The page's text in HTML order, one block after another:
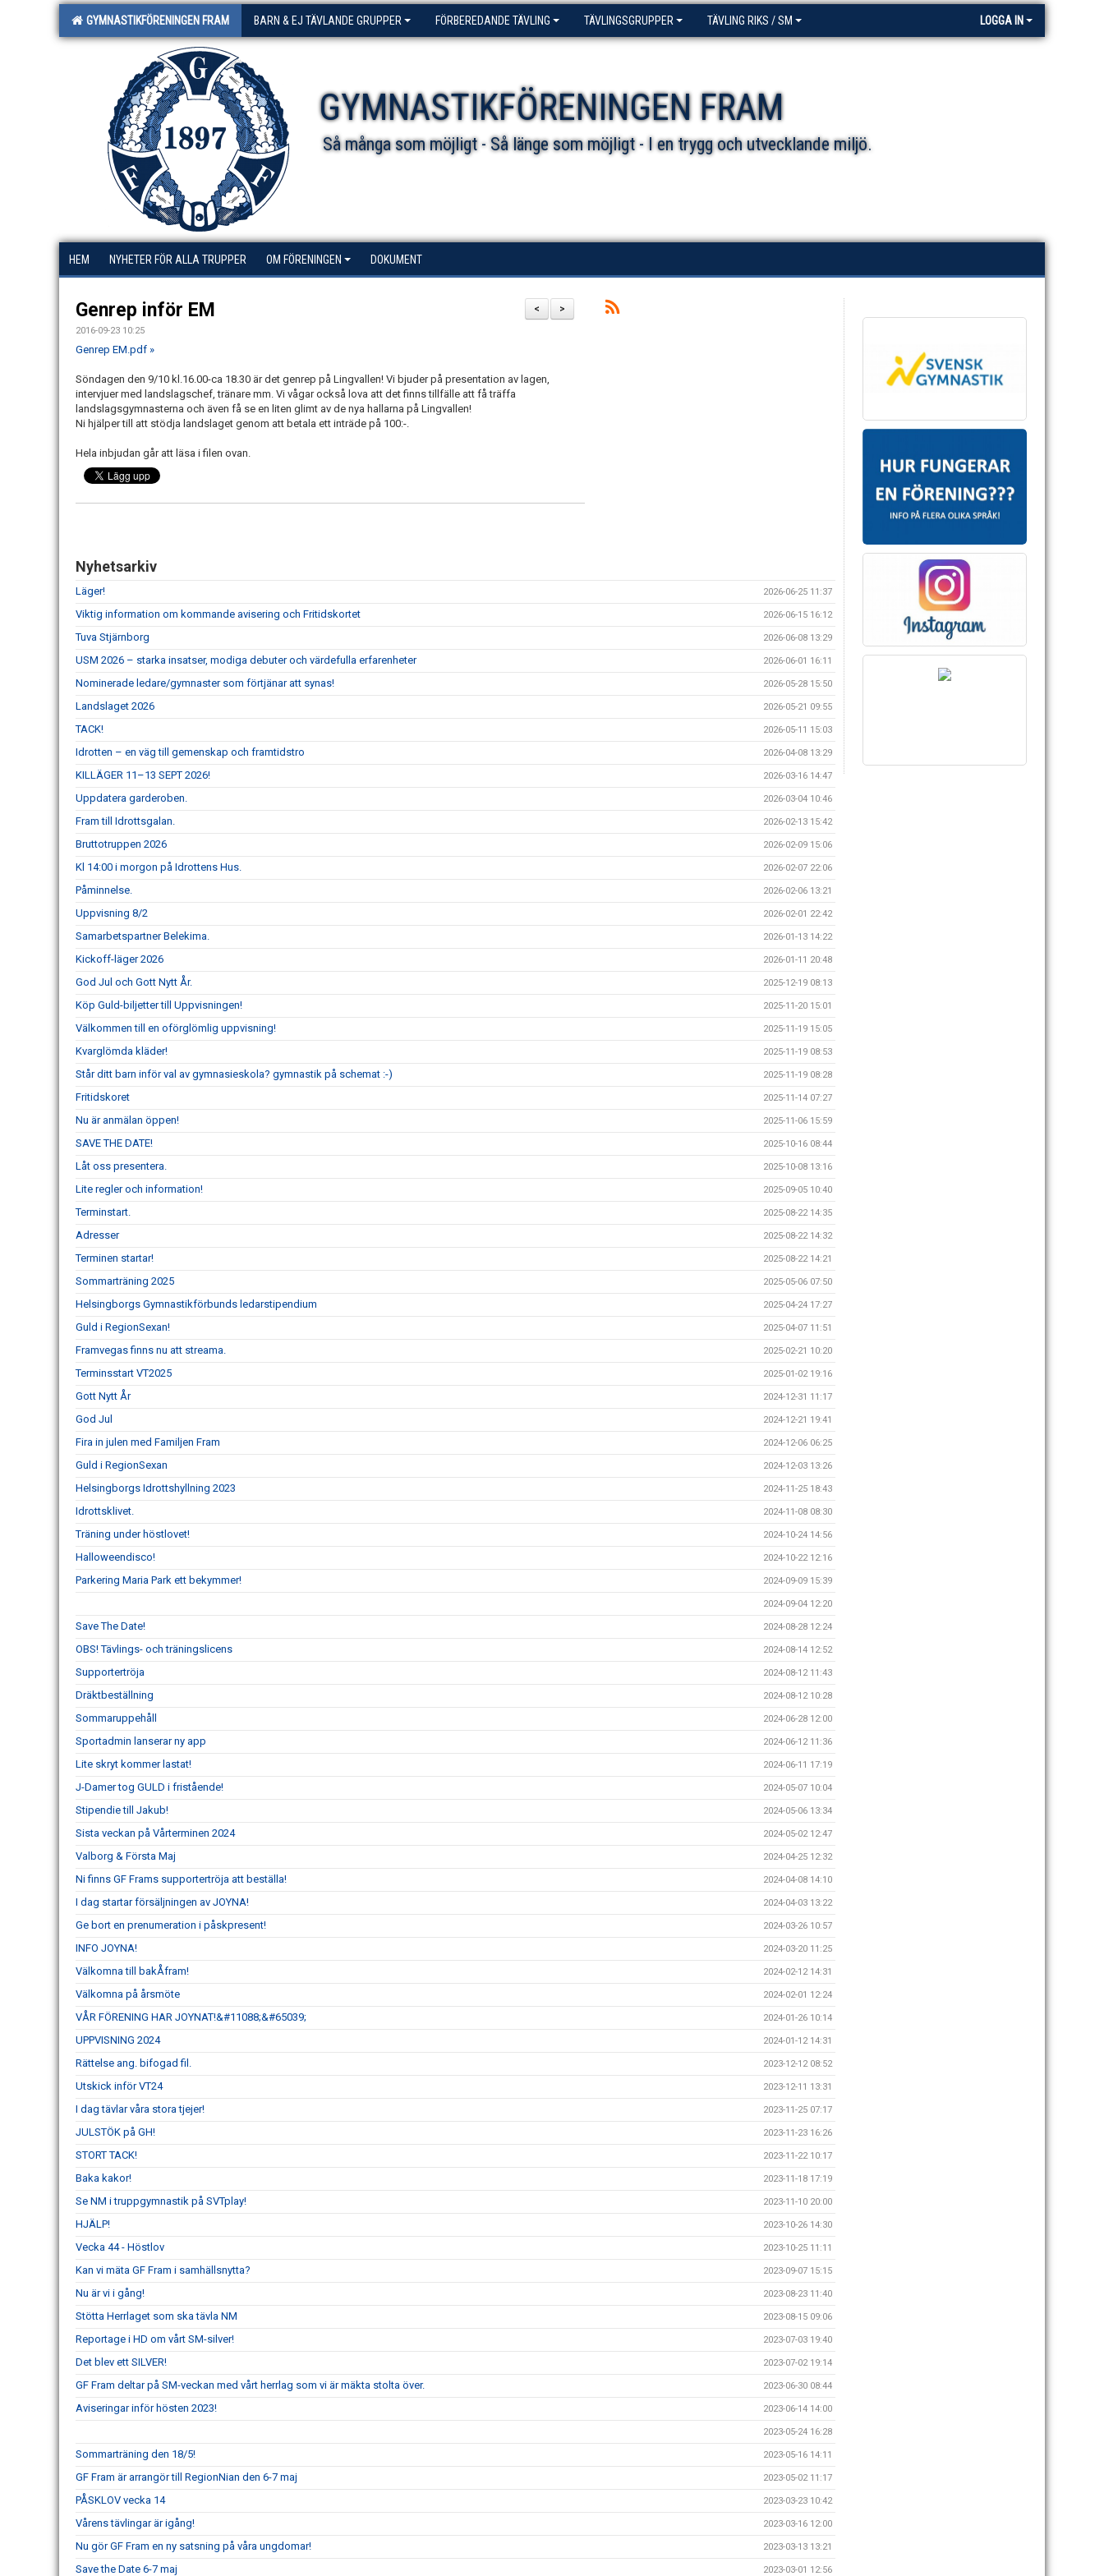
GYMNASTIKFÖRENINGEN FRAM BARN & EJ TÄVLANDE GRUPPER FÖRBEREDANDE TÄVLING TÄVLINGSGRUPPER TÄVLING RIKS / SM LOGGA IN
GYMNASTIKFÖRENINGEN FRAM
Så många som möjligt - Så länge som möjligt - I en trygg och utvecklande miljö.
HEM NYHETER FÖR ALLA TRUPPER OM FÖRENINGEN DOKUMENT
>
<
Genrep inför EM
2016-09-23 10:25
Genrep EM.pdf »
Söndagen den 9/10 kl.16.00-ca 18.30 är det genrep på Lingvallen! Vi bjuder på presentation av lagen,
intervjuer med landslagschef, tränare mm. Vi vågar också lova att det finns tillfälle att få träffa
landslagsgymnasterna och även få se en liten glimt av de nya hallarna på Lingvallen!
Ni hjälper till att stödja landslaget genom att betala ett inträde på 100:-.
Hela inbjudan går att läsa i filen ovan.
Nyhetsarkiv
Läger! 2026-06-25 11:37
Viktig information om kommande avisering och Fritidskortet 2026-06-15 16:12
Tuva Stjärnborg 2026-06-08 13:29
USM 2026 – starka insatser, modiga debuter och värdefulla erfarenheter 2026-06-01 16:11
Nominerade ledare/gymnaster som förtjänar att synas! 2026-05-28 15:50
Landslaget 2026 2026-05-21 09:55
TACK! 2026-05-11 15:03
Idrotten – en väg till gemenskap och framtidstro 2026-04-08 13:29
KILLÄGER 11–13 SEPT 2026! 2026-03-16 14:47
Uppdatera garderoben. 2026-03-04 10:46
Fram till Idrottsgalan. 2026-02-13 15:42
Bruttotruppen 2026 2026-02-09 15:06
Kl 14:00 i morgon på Idrottens Hus. 2026-02-07 22:06
Påminnelse. 2026-02-06 13:21
Uppvisning 8/2 2026-02-01 22:42
Samarbetspartner Belekima. 2026-01-13 14:22
Kickoff-läger 2026 2026-01-11 20:48
God Jul och Gott Nytt År. 2025-12-19 08:13
Köp Guld-biljetter till Uppvisningen! 2025-11-20 15:01
Välkommen till en oförglömlig uppvisning! 2025-11-19 15:05
Kvarglömda kläder! 2025-11-19 08:53
Står ditt barn inför val av gymnasieskola? gymnastik på schemat :-) 2025-11-19 08:28
Fritidskoret 2025-11-14 07:27
Nu är anmälan öppen! 2025-11-06 15:59
SAVE THE DATE! 2025-10-16 08:44
Låt oss presentera. 2025-10-08 13:16
Lite regler och information! 2025-09-05 10:40
Terminstart. 2025-08-22 14:35
Adresser 2025-08-22 14:32
Terminen startar! 2025-08-22 14:21
Sommarträning 2025 2025-05-06 07:50
Helsingborgs Gymnastikförbunds ledarstipendium 2025-04-24 17:27
Guld i RegionSexan! 2025-04-07 11:51
Framvegas finns nu att streama. 2025-02-21 10:20
Terminsstart VT2025 2025-01-02 19:16
Gott Nytt År 2024-12-31 11:17
God Jul 2024-12-21 19:41
Fira in julen med Familjen Fram 2024-12-06 06:25
Guld i RegionSexan 2024-12-03 13:26
Helsingborgs Idrottshyllning 2023 2024-11-25 18:43
Idrottsklivet. 2024-11-08 08:30
Träning under höstlovet! 2024-10-24 14:56
Halloweendisco! 2024-10-22 12:16
Parkering Maria Park ett bekymmer! 2024-09-09 15:39
2024-09-04 12:20
Save The Date! 2024-08-28 12:24
OBS! Tävlings- och träningslicens 2024-08-14 12:52
Supportertröja 2024-08-12 11:43
Dräktbeställning 2024-08-12 10:28
Sommaruppehåll 2024-06-28 12:00
Sportadmin lanserar ny app 2024-06-12 11:36
Lite skryt kommer lastat! 2024-06-11 17:19
J-Damer tog GULD i fristående! 2024-05-07 10:04
Stipendie till Jakub! 2024-05-06 13:34
Sista veckan på Vårterminen 2024 2024-05-02 12:47
Valborg & Första Maj 2024-04-25 12:32
Ni finns GF Frams supportertröja att beställa! 2024-04-08 14:10
I dag startar försäljningen av JOYNA! 2024-04-03 13:22
Ge bort en prenumeration i påskpresent! 2024-03-26 10:57
INFO JOYNA! 2024-03-20 11:25
Välkomna till bakÅfram! 2024-02-12 14:31
Välkomna på årsmöte 2024-02-01 12:24
VÅR FÖRENING HAR JOYNAT!&#11088;&#65039; 2024-01-26 10:14
UPPVISNING 2024 2024-01-12 14:31
Rättelse ang. bifogad fil. 2023-12-12 08:52
Utskick inför VT24 2023-12-11 13:31
I dag tävlar våra stora tjejer! 2023-11-25 07:17
JULSTÖK på GH! 2023-11-23 16:26
STORT TACK! 2023-11-22 10:17
Baka kakor! 2023-11-18 17:19
Se NM i truppgymnastik på SVTplay! 2023-11-10 20:00
HJÄLP! 2023-10-26 14:30
Vecka 44 - Höstlov 2023-10-25 11:11
Kan vi mäta GF Fram i samhällsnytta? 2023-09-07 15:15
Nu är vi i gång! 2023-08-23 11:40
Stötta Herrlaget som ska tävla NM 2023-08-15 09:06
Reportage i HD om vårt SM-silver! 2023-07-03 19:40
Det blev ett SILVER! 2023-07-02 19:14
GF Fram deltar på SM-veckan med vårt herrlag som vi är mäkta stolta över. 2023-06-30 08:44
Aviseringar inför hösten 2023! 2023-06-14 14:00
2023-05-24 16:28
Sommarträning den 18/5! 2023-05-16 14:11
GF Fram är arrangör till RegionNian den 6-7 maj 2023-05-02 11:17
PÅSKLOV vecka 14 2023-03-23 10:42
Vårens tävlingar är igång! 2023-03-16 12:00
Nu gör GF Fram en ny satsning på våra ungdomar! 2023-03-13 13:21
Save the Date 6-7 maj 2023-03-01 12:56